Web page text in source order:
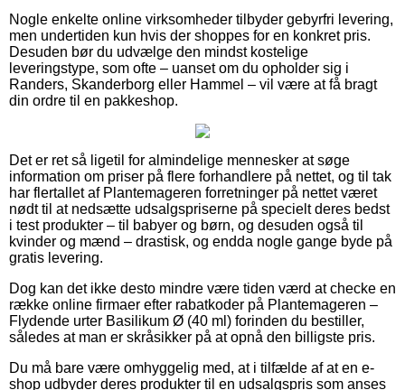
Nogle enkelte online virksomheder tilbyder gebyrfri levering,
men undertiden kun hvis der shoppes for en konkret pris.
Desuden bør du udvælge den mindst kostelige
leveringstype, som ofte – uanset om du opholder sig i
Randers, Skanderborg eller Hammel – vil være at få bragt
din ordre til en pakkeshop.
Det er ret så ligetil for almindelige mennesker at søge
information om priser på flere forhandlere på nettet, og til tak
har flertallet af Plantemageren forretninger på nettet været
nødt til at nedsætte udsalgspriserne på specielt deres bedst
i test produkter – til babyer og børn, og desuden også til
kvinder og mænd – drastisk, og endda nogle gange byde på
gratis levering.
Dog kan det ikke desto mindre være tiden værd at checke en
række online firmaer efter rabatkoder på Plantemageren –
Flydende urter Basilikum Ø (40 ml) forinden du bestiller,
således at man er skråsikker på at opnå den billigste pris.
Du må bare være omhyggelig med, at i tilfælde af at en e-
shop udbyder deres produkter til en udsalgspris som anses